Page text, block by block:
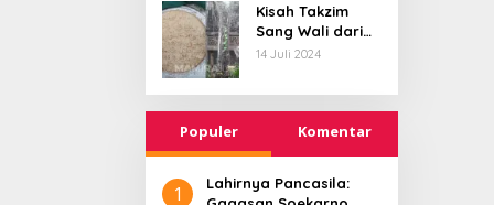
Abad 18
Kisah Takzim
Sang Wali dari
Alam Barzakh
14 Juli 2024
Populer Komentar
1
Lahirnya Pancasila: